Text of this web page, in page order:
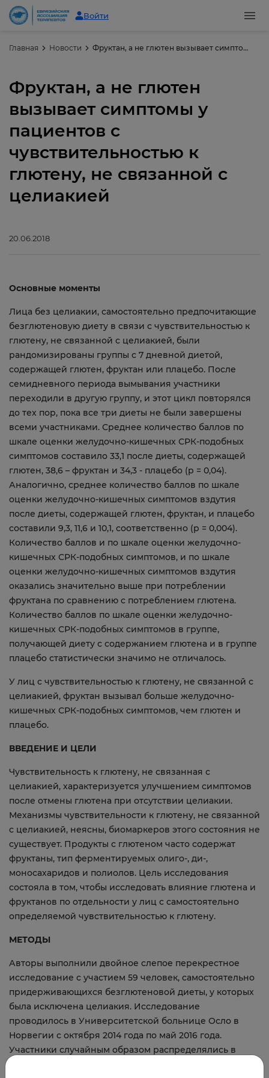
Войти
Главная Новости Фруктан, а не глютен вызывает симптомы у пациентов с чувствительностью к глютену, не связанной с целиакией
Фруктан, а не глютен
вызывает симптомы у
пациентов с
чувствительностью к
глютену, не связанной с
целиакией
20.06.2018
Основные моменты
Лица без целиакии, самостоятельно предпочитающие
безглютеновую диету в связи с чувствительностью к
глютену, не связанной с целиакией, были
рандомизированы группы с 7 дневной диетой,
содержащей глютен, фруктан или плацебо. После
семидневного периода вымывания участники
переходили в другую группу, и этот цикл повторялся
до тех пор, пока все три диеты не были завершены
всеми участниками. Среднее количество баллов по
шкале оценки желудочно-кишечных СРК-подобных
симптомов составило 33,1 после диеты, содержащей
глютен, 38,6 – фруктан и 34,3 - плацебо (p = 0,04).
Аналогично, среднее количество баллов по шкале
оценки желудочно-кишечных симптомов вздутия
после диеты, содержащей глютен, фруктан, и плацебо
составили 9,3, 11,6 и 10,1, соответственно (p = 0,004).
Количество баллов и по шкале оценки желудочно-
кишечных СРК-подобных симптомов, и по шкале
оценки желудочно-кишечных симптомов вздутия
оказались значительно выше при потреблении
фруктана по сравнению с потреблением глютена.
Количество баллов по шкале оценки желудочно-
кишечных СРК-подобных симптомов в группе,
получающей диету с содержанием глютена и в группе
плацебо статистически значимо не отличалось.
У лиц с чувствительностью к глютену, не связанной с
целиакией, фруктан вызывал больше желудочно-
кишечных СРК-подобных симптомов, чем глютен и
плацебо.
ВВЕДЕНИЕ И ЦЕЛИ
Чувствительность к глютену, не связанная с
целиакией, характеризуется улучшением симптомов
после отмены глютена при отсутствии целиакии.
Механизмы чувствительности к глютену, не связанной
с целиакией, неясны, биомаркеров этого состояния не
существует. Продукты с глютеном часто содержат
фруктаны, тип ферментируемых олиго-, ди-,
моносахаридов и полиолов. Цель исследования
состояла в том, чтобы исследовать влияние глютена и
фруктанов по отдельности у лиц с самостоятельно
определяемой чувствительностью к глютену.
МЕТОДЫ
Авторы выполнили двойное слепое перекрестное
исследование с участием 59 человек, самостоятельно
придерживающихся безглютеновой диеты, у которых
была исключена целиакия. Исследование
проводилось в Университетской больнице Осло в
Норвегии с октября 2014 года по май 2016 года.
Участники случайным образом распределялись в